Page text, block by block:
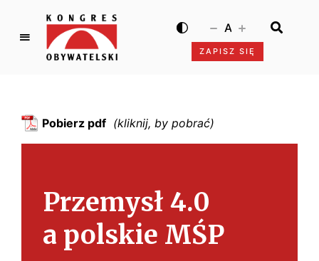
K
g
O
b
w
ZAPISZ SIĘ
A
Pobierz pdf
Przemysł 4.0
a polskie MŚP